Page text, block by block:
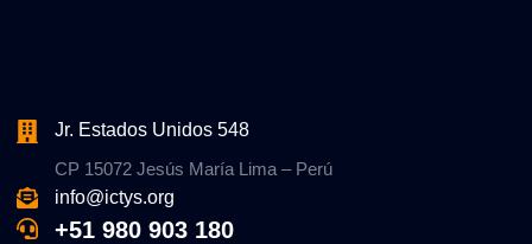
Jr. Estados Unidos 548
CP 15072 Jesús María Lima – Perú
info@ictys.org
+51 980 903 180